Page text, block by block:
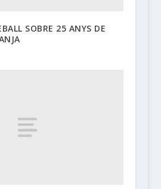
SOBRE 25 ANYS DE